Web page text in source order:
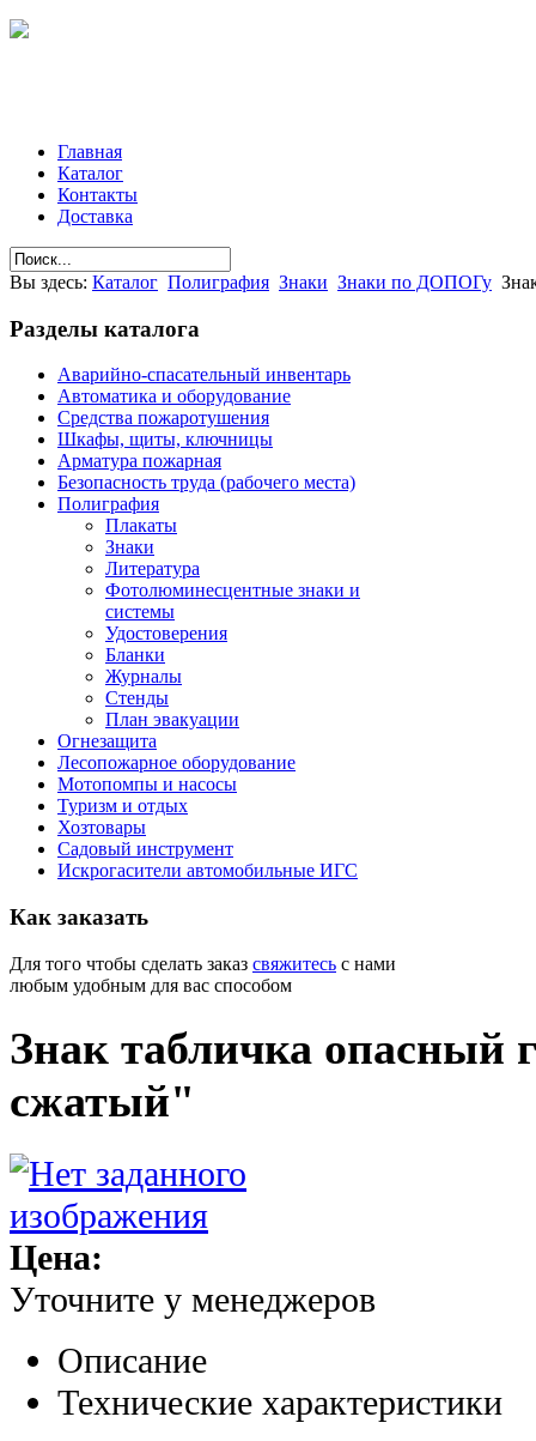
Главная
Каталог
Контакты
Доставка
Вы здесь: Каталог Полиграфия Знаки Знаки по ДОПОГу
Разделы каталога
Аварийно-спасательный инвентарь
Автоматика и оборудование
Средства пожаротушения
Шкафы, щиты, ключницы
Арматура пожарная
Безопасность труда (рабочего места)
Полиграфия
Плакаты
Знаки
Литература
Фотолюминесцентные знаки и
системы
Удостоверения
Бланки
Журналы
Стенды
План эвакуации
Огнезащита
Лесопожарное оборудование
Мотопомпы и насосы
Туризм и отдых
Хозтовары
Садовый инструмент
Искрогасители автомобильные ИГС
Как заказать
Для того чтобы сделать заказ свяжитесь с нами
любым удобным для вас способом
Знак табличка опасный
сжатый"
Цена:
Уточните у менеджеров
Описание
Технические характеристики